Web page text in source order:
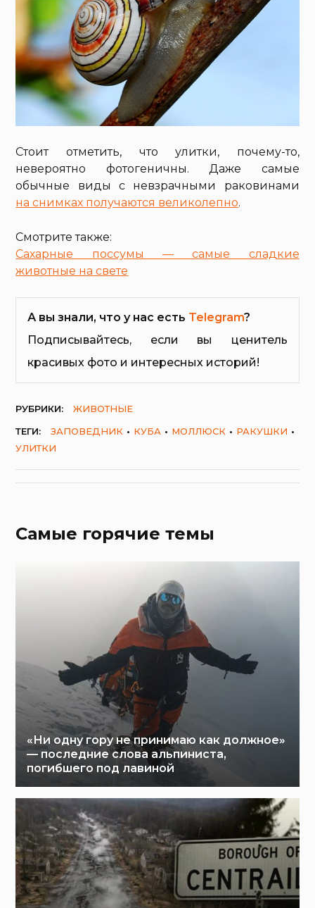
Стоит отметить, что улитки, почему-то,
невероятно фотогеничны. Даже самые
обычные виды с невзрачными раковинами
на снимках получаются великолепно.
Смотрите также:
Сахарные поссумы — самые сладкие
животные на свете
А вы знали, что у нас есть Telegram?
Подписывайтесь, если вы ценитель
красивых фото и интересных историй!
РУБРИКИ:
ЖИВОТНЫЕ
ТЕГИ:
ЗАПОВЕДНИК КУБА МОЛЛЮСК
РАКУШКИ
УЛИТКИ
Самые горячие темы
«Ни одну гору не принимаю как должное»
— последние слова альпиниста,
погибшего под лавиной